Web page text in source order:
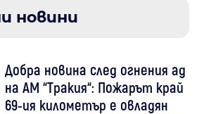
новини
Добра новина след огнения ад
на АМ “Тракия“: Пожарът край
69-ия километър е овладян